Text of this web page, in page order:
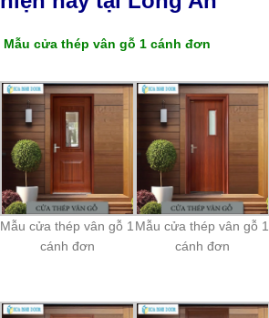
Mẫu cửa thép vân gỗ 1 cánh đơn
Mẫu cửa thép vân gỗ 1
cánh đơn
Mẫu cửa thép vân gỗ 1
cánh đơn